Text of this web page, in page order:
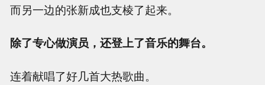
而另一边的张新成也支棱了起来。
除了专心做演员，还登上了音乐的舞台。
连着献唱了好几首大热歌曲。